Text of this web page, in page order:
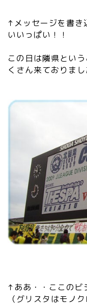
↑メッセージを書き
いいっぱい！！
この日は隣県とい
くさん来ておりまし
↑ああ・・ここのビ
（グリスタはモノク